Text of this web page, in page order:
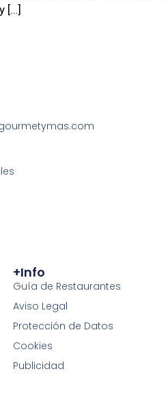
[…]
+info
Guía de Restaurantes
Aviso Legal
Protección de Datos
Cookies
Publicidad